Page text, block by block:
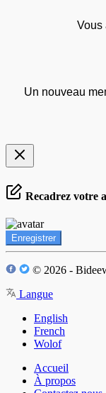
Vous
Un nouveau
Recadrez votre
Enregistrer
© 2026 -
Langue
English
French
Wolof
Accueil
À propos